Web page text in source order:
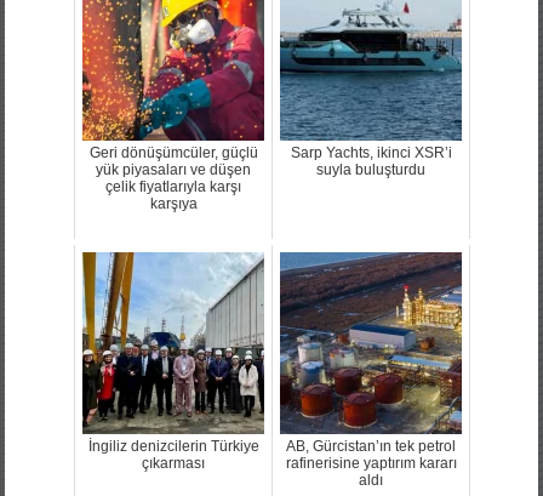
Geri dönüşümcüler, güçlü
yük piyasaları ve düşen
çelik fiyatlarıyla karşı
karşıya
Sarp Yachts, ikinci XSR’i
suyla buluşturdu
İngiliz denizcilerin Türkiye
çıkarması
AB, Gürcistan’ın tek petrol
rafinerisine yaptırım kararı
aldı